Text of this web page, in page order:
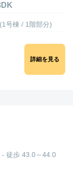
(1号棟 / 1階部分)
詳細を見る
- 徒歩 43.0～44.0